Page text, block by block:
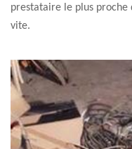
prestataire le plus proche
vite.